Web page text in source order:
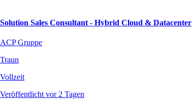
Solution Sales Consultant - Hybrid Cloud & Datacenter
ACP Gruppe
Traun
Vollzeit
Veröffentlicht vor 2 Tagen